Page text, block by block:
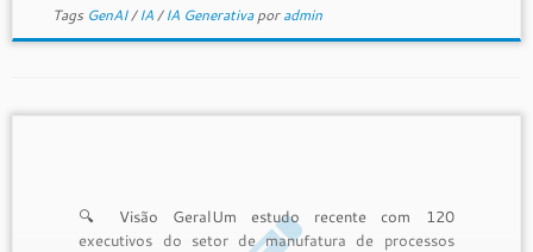
Tags GenAI/IA/IA Generativaporadmin
🔍 Visão GeralUm estudo recente com 120
executivos do setor de manufatura de processos